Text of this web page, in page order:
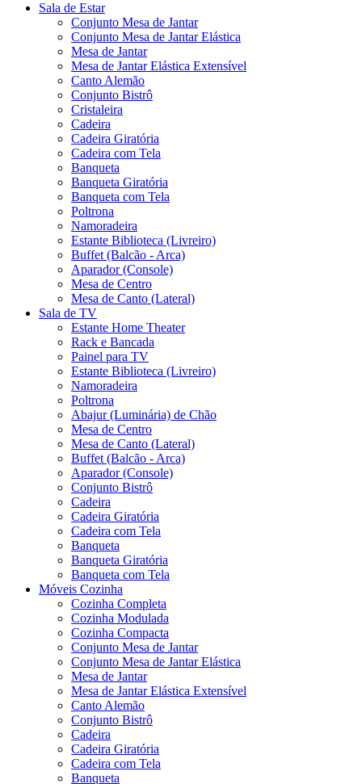
Sala de Estar
Conjunto Mesa de Jantar
Conjunto Mesa de Jantar Elástica
Mesa de Jantar
Mesa de Jantar Elástica Extensível
Canto Alemão
Conjunto Bistrô
Cristaleira
Cadeira
Cadeira Giratória
Cadeira com Tela
Banqueta
Banqueta Giratória
Banqueta com Tela
Poltrona
Namoradeira
Estante Biblioteca (Livreiro)
Buffet (Balcão - Arca)
Aparador (Console)
Mesa de Centro
Mesa de Canto (Lateral)
Sala de TV
Estante Home Theater
Rack e Bancada
Painel para TV
Estante Biblioteca (Livreiro)
Namoradeira
Poltrona
Abajur (Luminária) de Chão
Mesa de Centro
Mesa de Canto (Lateral)
Buffet (Balcão - Arca)
Aparador (Console)
Conjunto Bistrô
Cadeira
Cadeira Giratória
Cadeira com Tela
Banqueta
Banqueta Giratória
Banqueta com Tela
Móveis Cozinha
Cozinha Completa
Cozinha Modulada
Cozinha Compacta
Conjunto Mesa de Jantar
Conjunto Mesa de Jantar Elástica
Mesa de Jantar
Mesa de Jantar Elástica Extensível
Canto Alemão
Conjunto Bistrô
Cadeira
Cadeira Giratória
Cadeira com Tela
Banqueta